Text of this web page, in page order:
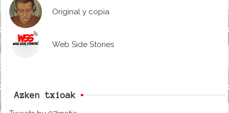
Original y copia
Web Side Stories
Azken txioak